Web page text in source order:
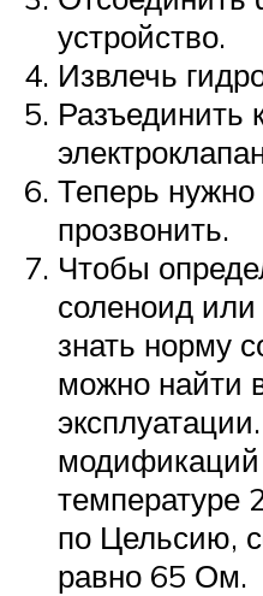
устройство.
Извлечь
Разъединить
Теперь нужно
прозвонить.
Чтобы
соленоид
знать норму
можно найти
модификаций
температуре
по Цельсию,
равно 65 Ом.